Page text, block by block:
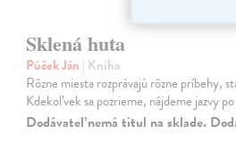
Sklená huta
Púček Ján | Kniha
Rôzne miesta rozprávajú rôzne príbehy,
Kdekoľvek sa pozrieme, nájdeme jazvy
Dodávateľ nemá titul na sklade.